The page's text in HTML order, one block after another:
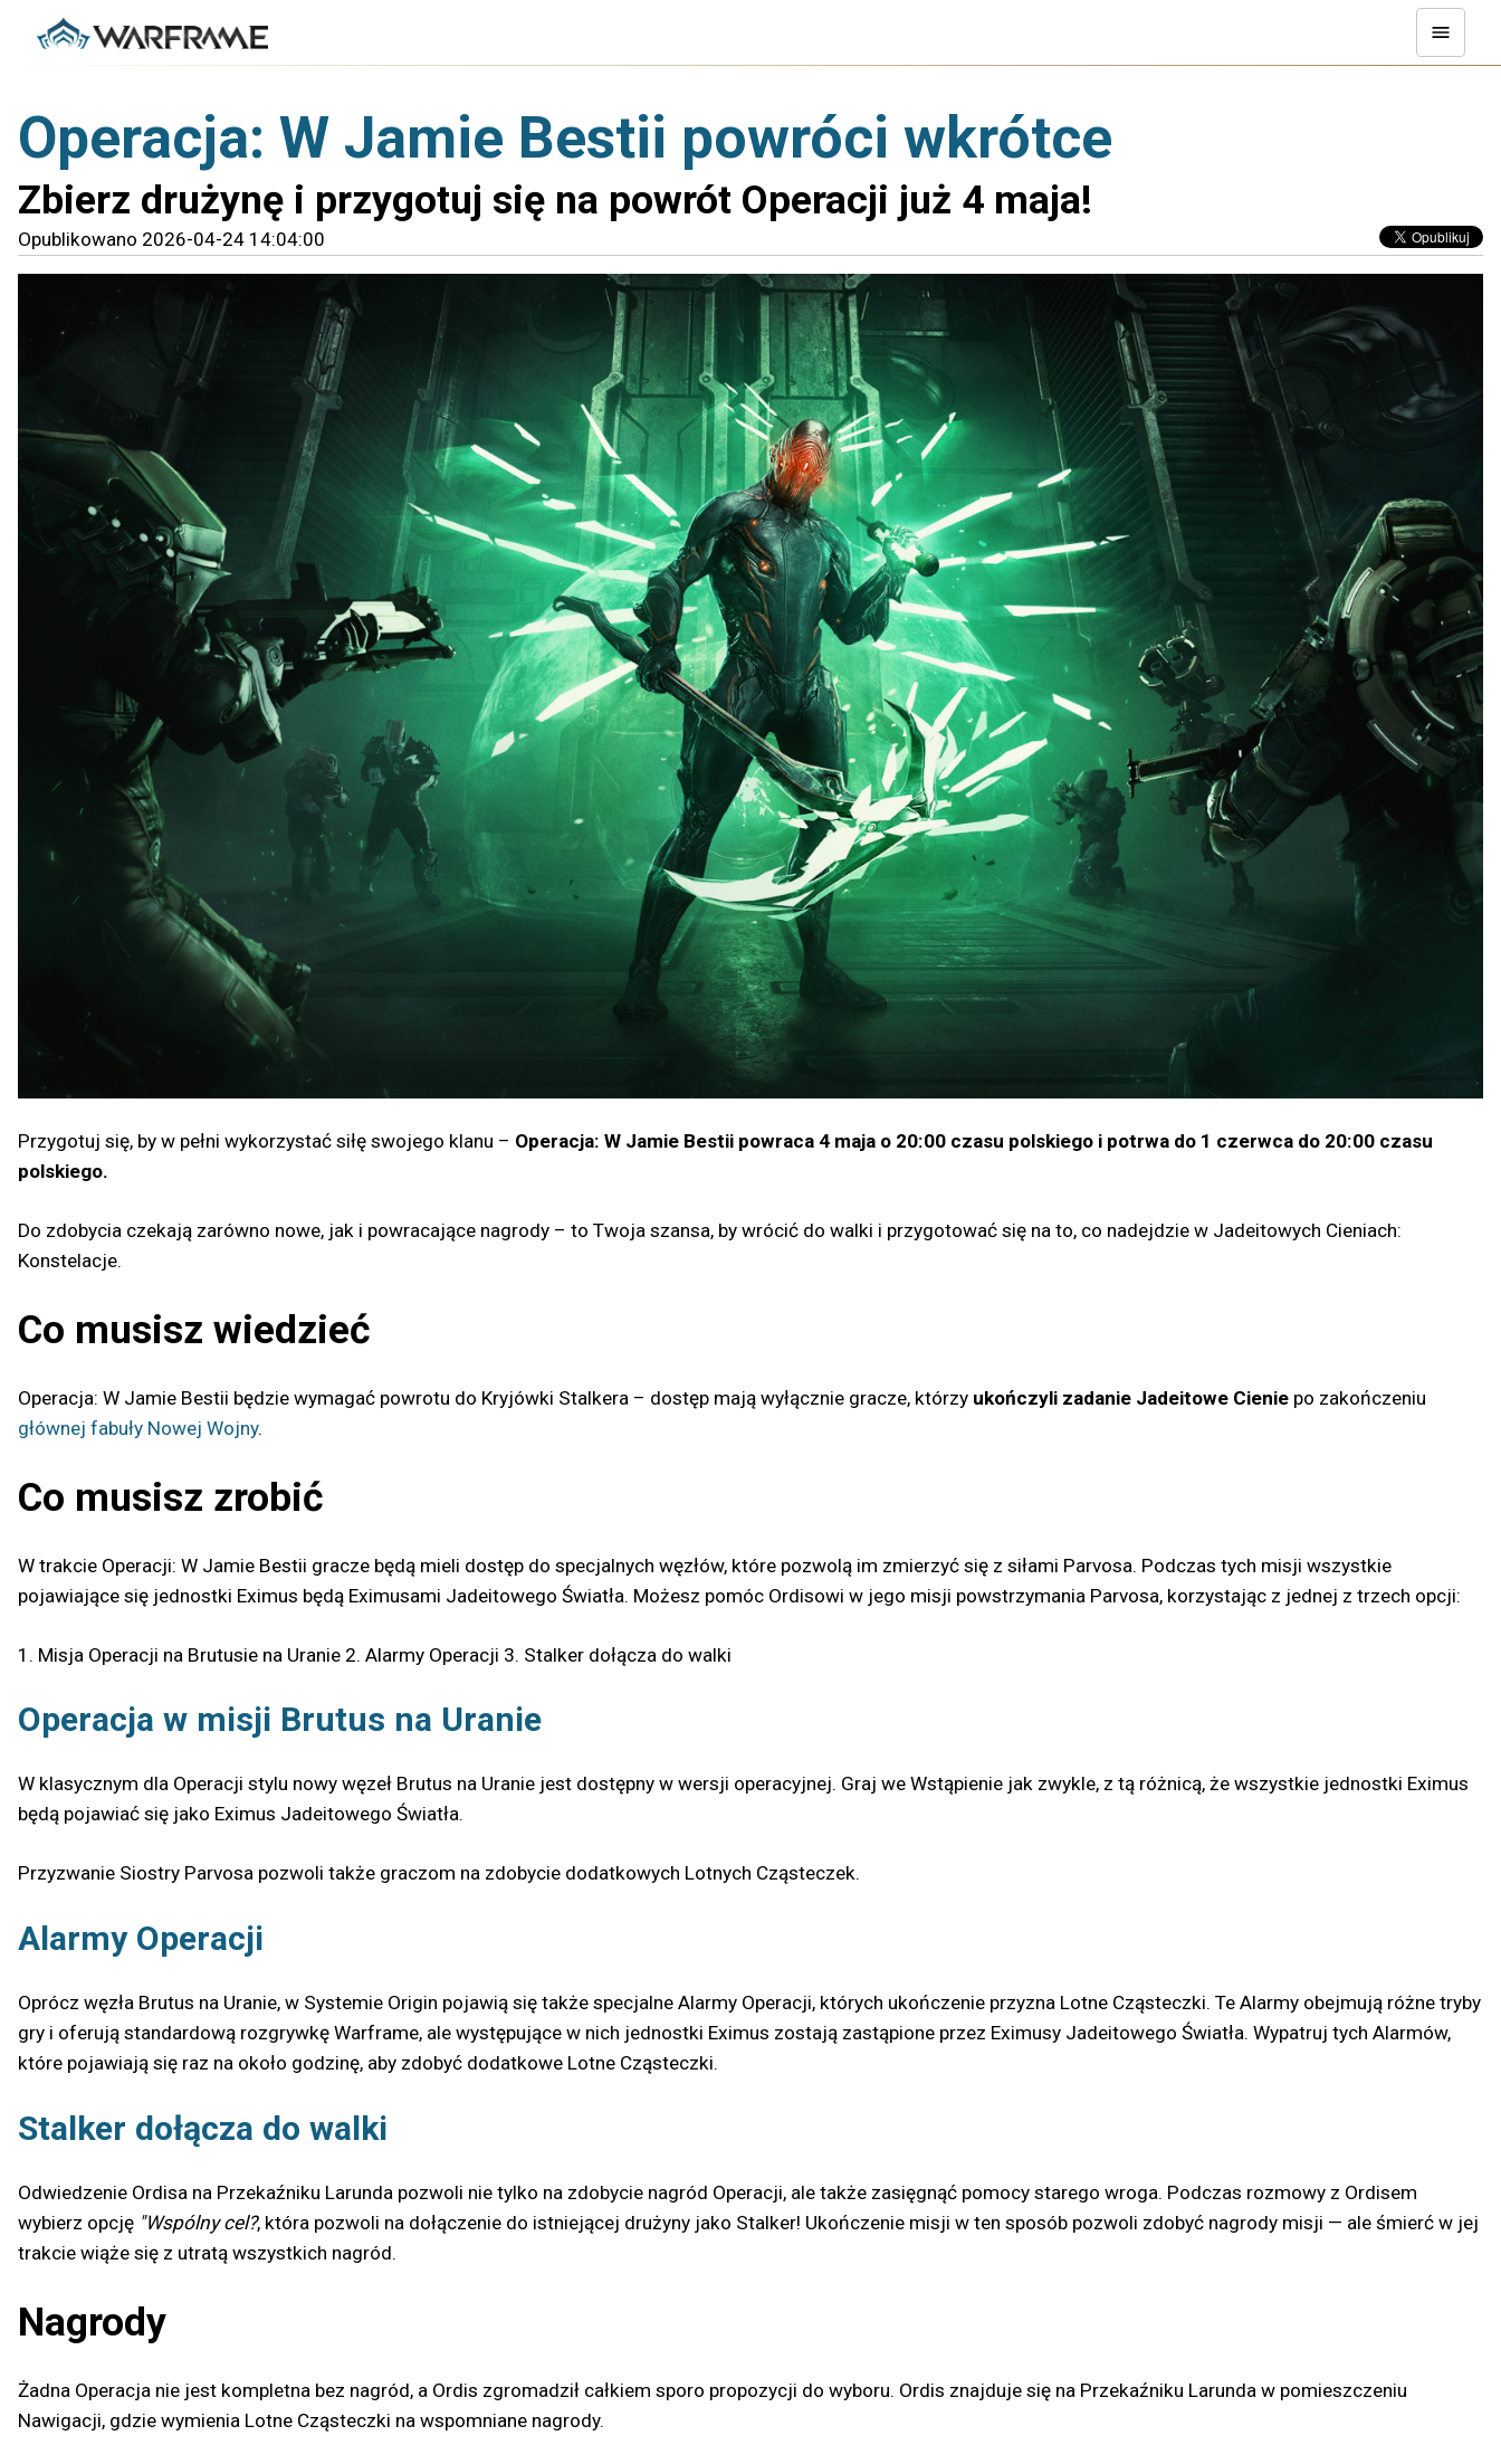
Operacja: W Jamie Bestii powróci wkrótce
Zbierz drużynę i przygotuj się na powrót Operacji już 4 maja!
Opublikowano 2026-04-24 14:04:00
Przygotuj się, by w pełni wykorzystać siłę swojego klanu – Operacja: W Jamie Bestii powraca 4 maja o 20:00 czasu polskiego i potrwa do 1 czerwca do 20:00 czasu
polskiego.
Do zdobycia czekają zarówno nowe, jak i powracające nagrody – to Twoja szansa, by wrócić do walki i przygotować się na to, co nadejdzie w Jadeitowych Cieniach:
Konstelacje.
Co musisz wiedzieć
Operacja: W Jamie Bestii będzie wymagać powrotu do Kryjówki Stalkera – dostęp mają wyłącznie gracze, którzy ukończyli zadanie Jadeitowe Cienie po zakończeniu
głównej fabuły Nowej Wojny.
Co musisz zrobić
W trakcie Operacji: W Jamie Bestii gracze będą mieli dostęp do specjalnych węzłów, które pozwolą im zmierzyć się z siłami Parvosa. Podczas tych misji wszystkie
pojawiające się jednostki Eximus będą Eximusami Jadeitowego Światła. Możesz pomóc Ordisowi w jego misji powstrzymania Parvosa, korzystając z jednej z trzech opcji:
1. Misja Operacji na Brutusie na Uranie 2. Alarmy Operacji 3. Stalker dołącza do walki
Operacja w misji Brutus na Uranie
W klasycznym dla Operacji stylu nowy węzeł Brutus na Uranie jest dostępny w wersji operacyjnej. Graj we Wstąpienie jak zwykle, z tą różnicą, że wszystkie jednostki Eximus
będą pojawiać się jako Eximus Jadeitowego Światła.
Przyzwanie Siostry Parvosa pozwoli także graczom na zdobycie dodatkowych Lotnych Cząsteczek.
Alarmy Operacji
Oprócz węzła Brutus na Uranie, w Systemie Origin pojawią się także specjalne Alarmy Operacji, których ukończenie przyzna Lotne Cząsteczki. Te Alarmy obejmują różne tryby
gry i oferują standardową rozgrywkę Warframe, ale występujące w nich jednostki Eximus zostają zastąpione przez Eximusy Jadeitowego Światła. Wypatruj tych Alarmów,
które pojawiają się raz na około godzinę, aby zdobyć dodatkowe Lotne Cząsteczki.
Stalker dołącza do walki
Odwiedzenie Ordisa na Przekaźniku Larunda pozwoli nie tylko na zdobycie nagród Operacji, ale także zasięgnąć pomocy starego wroga. Podczas rozmowy z Ordisem
wybierz opcję "Wspólny cel?, która pozwoli na dołączenie do istniejącej drużyny jako Stalker! Ukończenie misji w ten sposób pozwoli zdobyć nagrody misji — ale śmierć w jej
trakcie wiąże się z utratą wszystkich nagród.
Nagrody
Żadna Operacja nie jest kompletna bez nagród, a Ordis zgromadził całkiem sporo propozycji do wyboru. Ordis znajduje się na Przekaźniku Larunda w pomieszczeniu
Nawigacji, gdzie wymienia Lotne Cząsteczki na wspomniane nagrody.